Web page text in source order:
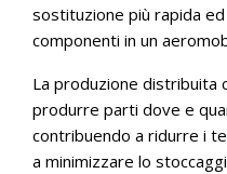
sostituzione più rapida
componenti in un
La produzione distribuita
produrre parti dove e
contribuendo a ridurre i
a minimizzare lo